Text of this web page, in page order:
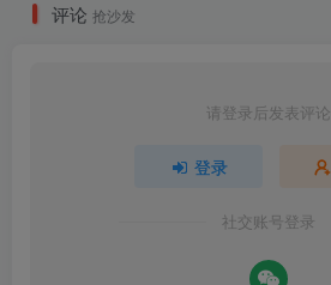
评论 抢沙发
请登录后发表评论
登录
社交账号登录